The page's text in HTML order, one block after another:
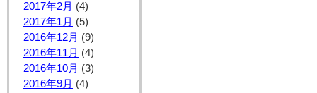
2017年2月 (4)
2017年1月 (5)
2016年12月 (9)
2016年11月 (4)
2016年10月 (3)
2016年9月 (4)